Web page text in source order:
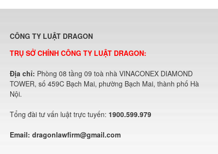
CÔNG TY LUẬT DRAGON
TRỤ SỞ CHÍNH CÔNG TY LUẬT DRAGON:
Địa chỉ: Phòng 08 tầng 09 toà nhà VINACONEX DIAMOND
TOWER, số 459C Bạch Mai, phường Bạch Mai, thành phố Hà
Nội.
Tổng đài tư vấn luật trực tuyến: 1900.599.979
Email: dragonlawfirm@gmail.com